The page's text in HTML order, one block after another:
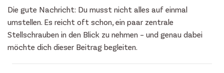
Die gute Nachricht: Du musst nicht alles auf einmal
umstellen. Es reicht oft schon, ein paar zentrale
Stellschrauben in den Blick zu nehmen – und genau dabei
möchte dich dieser Beitrag begleiten.